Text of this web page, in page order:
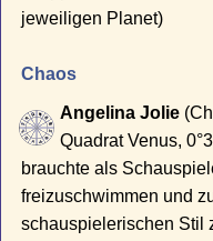
jeweiligen Planet)
Chaos
Angelina Jolie
Quadrat Venus,
brauchte als
freizuschwimmen und
schauspielerischen Stil